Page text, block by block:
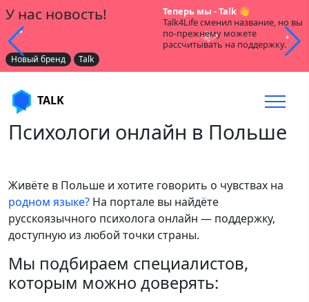
У нас новость!
Теперь мы - Talk 👋
Talk4Life сменил название, но вы
по-прежнему можете
рассчитывать на поддержку.
Новый бренд Talk
TALK
Психологи онлайн в Польше
Живёте в Польше и хотите говорить о чувствах на
родном языке? На портале вы найдёте
русскоязычного психолога онлайн — поддержку,
доступную из любой точки страны.
Мы подбираем специалистов,
которым можно доверять: